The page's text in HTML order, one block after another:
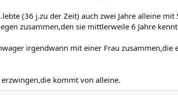
(36 j.zu der Zeit) auch zwei Jahre alleine
zusammen,den sie mittlerweile 6 Jahre
irgendwann mit einer Frau zusammen,die
kommt von alleine.